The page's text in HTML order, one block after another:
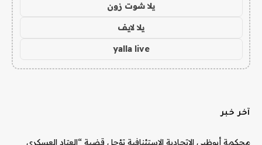
يلا شوت زون
يلا لايف
yalla live
آخر خبر
محكمة أبوظبي الاتحادية الاستئنافية تؤجل قضية “العتاد العسكري